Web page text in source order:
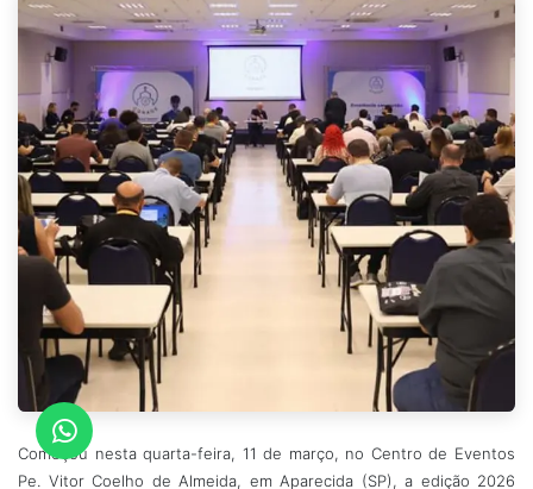
Começou nesta quarta-feira, 11 de março, no Centro de Eventos
Pe. Vitor Coelho de Almeida, em Aparecida (SP), a edição 2026